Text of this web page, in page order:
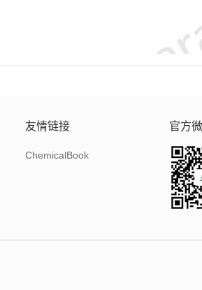
友情链接
ChemicalBook
官方